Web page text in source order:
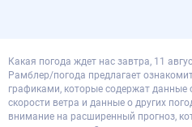
Какая погода ждет нас завтра, 11
Рамблер/погода предлагает
графиками, которые содержат данные
скорости ветра и данные о других
внимание на расширенный прогноз,